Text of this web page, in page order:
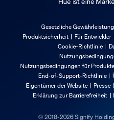
37,5 mm
296,5 mm
Material-Nummer (12NC)
929003823001
Gesetzliche Gewährleistung
Produktsicherheit
Für Entwickler
Cookie-Richtlinie
Nutzungsbedingungen für Produkte
End-of-Support-Richtlinie
Eigentümer der Website
Presse
Erklärung zur Barrierefreiheit
© 2018-2026 Signify